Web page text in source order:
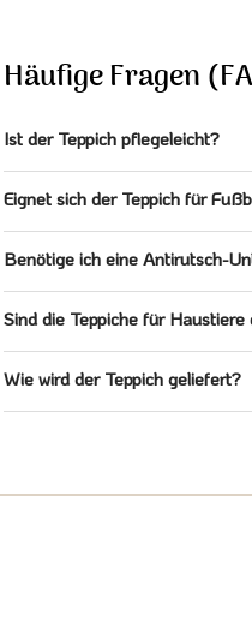
Häufige Fragen
Ist der Teppich pflegeleicht?
Eignet sich der Teppich für
Benötige ich eine Antirutsch-
Sind die Teppiche für
Wie wird der Teppich geliefert?